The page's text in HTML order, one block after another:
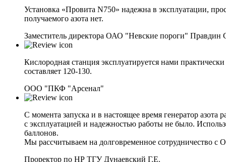
Установка «Провита N750» надежна в эксплуатации,
получаемого азота нет.
Заместитель директора ОАО "Невские пороги" Правдин
Кислородная станция эксплуатируется нами
составляет 120-130.
ООО "ПКФ "Арсенал"
С момента запуска и в настоящее время генератор
с эксплуатацией и надежностью работы не было.
баллонов.
Мы рассчитываем на долговременное сотрудничество с
Проректор по НР ТГУ Дунаевский Г.Е.